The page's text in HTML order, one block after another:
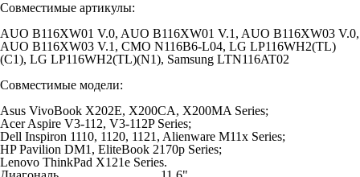
Совместимые артикулы:
AUO B116XW01 V.0, AUO B116XW01 V.1, AUO B116XW03 V.0,
AUO B116XW03 V.1, CMO N116B6-L04, LG LP116WH2(TL)
(C1), LG LP116WH2(TL)(N1), Samsung LTN116AT02
Совместимые модели:
Asus VivoBook X202E, X200CA, X200MA Series;
Acer Aspire V3-112, V3-112P Series;
Dell Inspiron 1110, 1120, 1121, Alienware M11x Series;
HP Pavilion DM1, EliteBook 2170p Series;
Lenovo ThinkPad X121e Series.